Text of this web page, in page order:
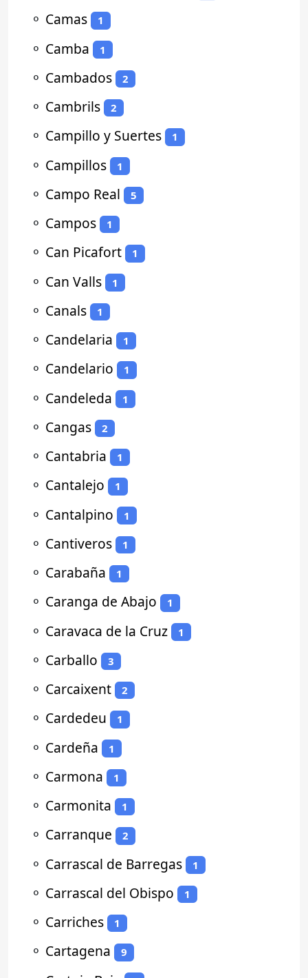
⚬ Camas 1
⚬ Camba 1
⚬ Cambados 2
⚬ Cambrils 2
⚬ Campillo y Suertes 1
⚬ Campillos 1
⚬ Campo Real 5
⚬ Campos 1
⚬ Can Picafort 1
⚬ Can Valls 1
⚬ Canals 1
⚬ Candelaria 1
⚬ Candelario 1
⚬ Candeleda 1
⚬ Cangas 2
⚬ Cantabria 1
⚬ Cantalejo 1
⚬ Cantalpino 1
⚬ Cantiveros 1
⚬ Carabaña 1
⚬ Caranga de Abajo 1
⚬ Caravaca de la Cruz 1
⚬ Carballo 3
⚬ Carcaixent 2
⚬ Cardedeu 1
⚬ Cardeña 1
⚬ Carmona 1
⚬ Carmonita 1
⚬ Carranque 2
⚬ Carrascal de Barregas 1
⚬ Carrascal del Obispo 1
⚬ Carriches 1
⚬ Cartagena 9